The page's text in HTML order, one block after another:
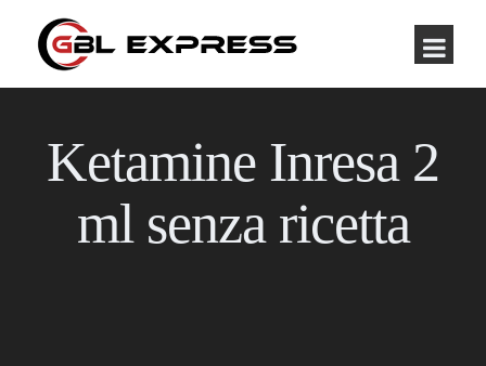
Ketamine Inresa 2
ml senza ricetta